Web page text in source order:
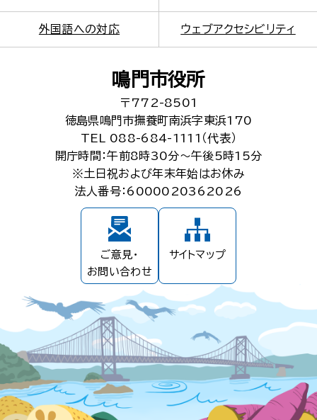
外国語への対応 ウェブアクセシビリティ
鳴門市役所
〒772-8501
徳島県鳴門市撫養町南浜字東浜170
TEL 088-684-1111（代表）
開庁時間：午前8時30分～午後5時15分
※土日祝および年末年始はお休み
法人番号：6000020362026
ご意見・
お問い合わせ
サイトマップ